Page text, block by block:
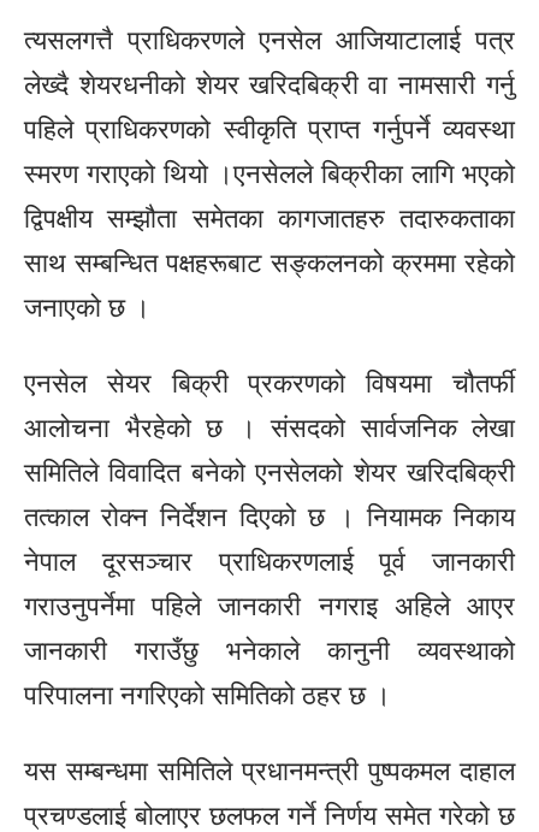
त्यसलगत्तै प्राधिकरणले एनसेल आजियाटालाई पत्र
लेख्दै शेयरधनीको शेयर खरिदबिक्री वा नामसारी गर्नु
पहिले प्राधिकरणको स्वीकृति प्राप्त गर्नुपर्ने व्यवस्था
स्मरण गराएको थियो ।एनसेलले बिक्रीका लागि भएको
द्विपक्षीय सम्झौता समेतका कागजातहरु तदारुकताका
साथ सम्बन्धित पक्षहरूबाट सङ्कलनको क्रममा रहेको
जनाएको छ ।
एनसेल सेयर बिक्री प्रकरणको विषयमा चौतर्फी
आलोचना भैरहेको छ । संसदको सार्वजनिक लेखा
समितिले विवादित बनेको एनसेलको शेयर खरिदबिक्री
तत्काल रोक्न निर्देशन दिएको छ । नियामक निकाय
नेपाल दूरसञ्चार प्राधिकरणलाई पूर्व जानकारी
गराउनुपर्नेमा पहिले जानकारी नगराइ अहिले आएर
जानकारी गराउँछु भनेकाले कानुनी व्यवस्थाको
परिपालना नगरिएको समितिको ठहर छ ।
यस सम्बन्धमा समितिले प्रधानमन्त्री पुष्पकमल दाहाल
प्रचण्डलाई बोलाएर छलफल गर्ने निर्णय समेत गरेको छ